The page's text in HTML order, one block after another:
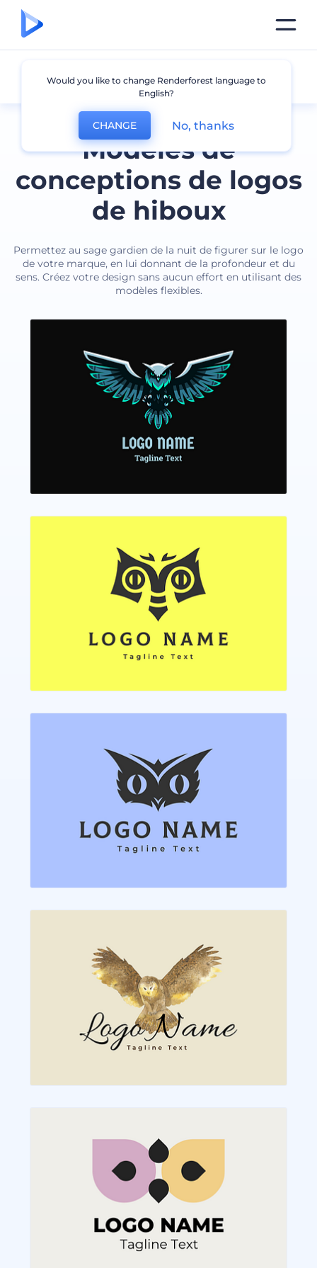
Modèles de
conceptions de logos
de hiboux
Permettez au sage gardien de la nuit de figurer sur le logo
de votre marque, en lui donnant de la profondeur et du
sens. Créez votre design sans aucun effort en utilisant des
modèles flexibles.
Hibou
Would you like to change Renderforest language to
English?
CHANGE No, thanks